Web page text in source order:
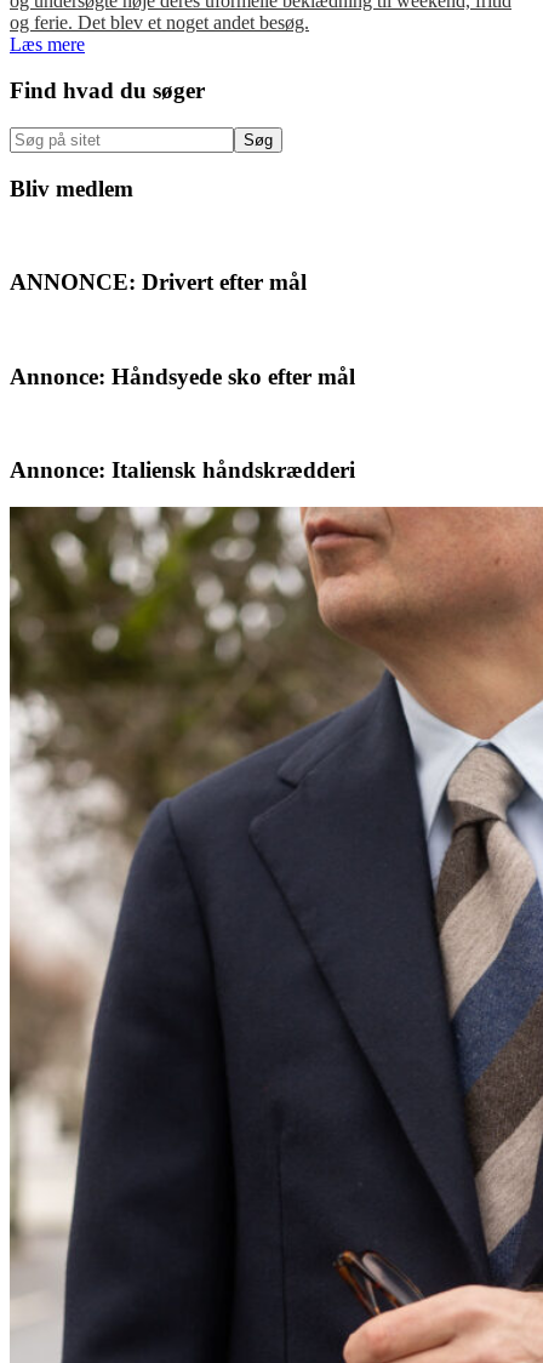
og ferie. Det blev et noget andet besøg.
Læs mere
Primær
Sidebar
Find hvad du søger
Søg
på
sitet
Bliv medlem
ANNONCE: Drivert efter mål
Annonce: Håndsyede sko efter mål
Annonce: Italiensk håndskrædderi